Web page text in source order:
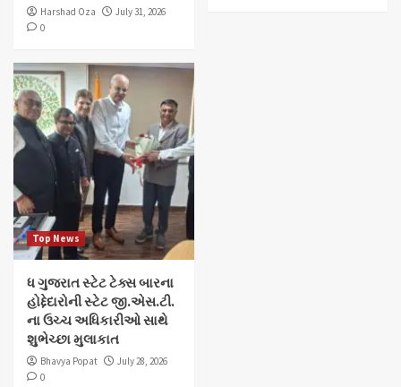
Harshad Oza
July 31, 2026
0
Top News
ધ ગુજરાત સ્ટેટ ટેક્સ બારના
હોદ્દેદારોની સ્ટેટ જી.એસ.ટી.
ના ઉચ્ચ અધિકારીઓ સાથે
શુભેચ્છા મુલાકાત
Bhavya Popat
July 28, 2026
0